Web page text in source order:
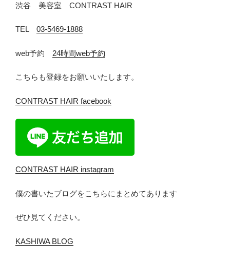
渋谷 美容室 CONTRAST HAIR
TEL 03-5469-1888
web予約 24時間web予約
こちらも登録をお願いいたします。
CONTRAST HAIR facebook
CONTRAST HAIR instagram
僕の書いたブログをこちらにまとめてあります
ぜひ見てください。
KASHIWA BLOG